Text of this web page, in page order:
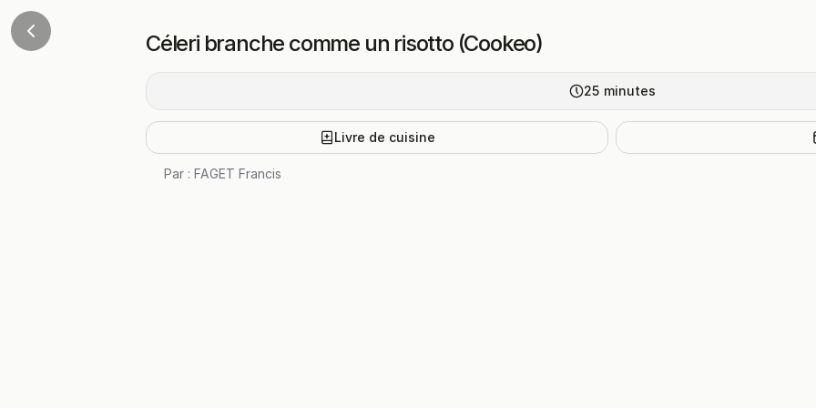
Céleri branche comme un risotto (Cookeo)
25 minutes
Livre de cuisine
Par : FAGET Francis